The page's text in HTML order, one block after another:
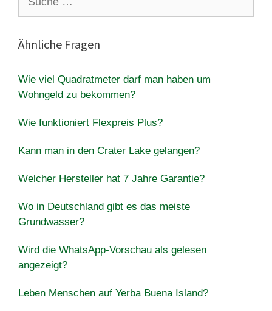
nach:
Ähnliche Fragen
Wie viel Quadratmeter darf man haben um
Wohngeld zu bekommen?
Wie funktioniert Flexpreis Plus?
Kann man in den Crater Lake gelangen?
Welcher Hersteller hat 7 Jahre Garantie?
Wo in Deutschland gibt es das meiste
Grundwasser?
Wird die WhatsApp-Vorschau als gelesen
angezeigt?
Leben Menschen auf Yerba Buena Island?